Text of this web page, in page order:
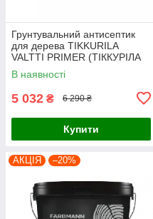
Грунтувальний антисептик
для дерева TIKKURILA
VALTTI PRIMER (ТІККУРІЛА
ВАЛТТІ ПРАЙМЕР) 9л
В наявності
5 032 ₴ 6 290 ₴
Купити
АКЦІЯ –20%